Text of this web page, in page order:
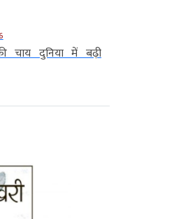
चाय दुनिया में बढ़ी